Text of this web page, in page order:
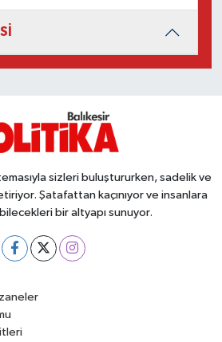
sizleri buluştururken, sadelik ve
Şatafattan kaçınıyor ve insanlara
bir altyapı sunuyor.